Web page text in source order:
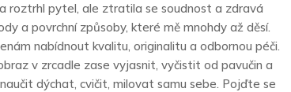
roztrhl pytel, ale ztratila se soudnost a zdravá
a povrchní způsoby, které mě mnohdy až děsí.
nabídnout kvalitu, originalitu a odbornou péči.
v zrcadle zase vyjasnit, vyčistit od pavučin a
dýchat, cvičit, milovat samu sebe. Pojďte se